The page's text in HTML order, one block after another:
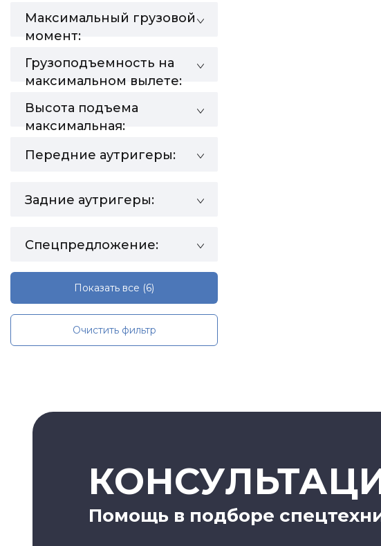
Максимальный грузовой
момент:
Грузоподъемность на
максимальном вылете:
Высота подъема
максимальная:
Передние аутригеры:
Задние аутригеры:
Спецпредложение:
Показать все (6)
Очистить фильтр
Помощь в подборе